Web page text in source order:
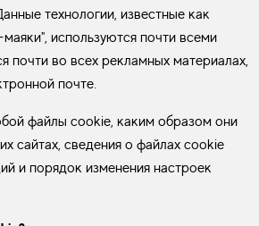
технологии, известные как
используются почти всеми
почти во всех рекламных материалах,
почте.
файлы cookie, каким образом они
сайтах, сведения о файлах cookie
и порядок изменения настроек